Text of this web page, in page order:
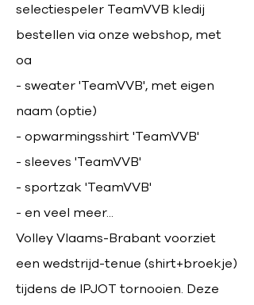
selectiespeler TeamVVB kledij
bestellen via onze webshop, met
oa
- sweater 'TeamVVB', met eigen
naam (optie)
- opwarmingsshirt 'TeamVVB'
- sleeves 'TeamVVB'
- sportzak 'TeamVVB'
- en veel meer...
Volley Vlaams-Brabant voorziet
een wedstrijd-tenue (shirt+broekje)
tijdens de IPJOT tornooien. Deze